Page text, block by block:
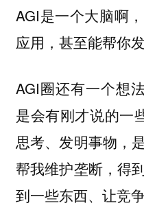
AGI是一个大脑啊
应用，甚至能帮你发
AGI圈还有一个想
是会有刚才说的一
思考、发明事物，
帮我维护垄断，得
到一些东西、让竞